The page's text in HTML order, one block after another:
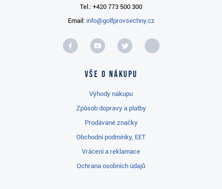
Tel.: +420 773 500 300
Email: info@golfprovsechny.cz
Vše o nákupu
Výhody nákupu
Způsob dopravy a platby
Prodávané značky
Obchodní podmínky, EET
Vrácení a reklamace
Ochrana osobních údajů